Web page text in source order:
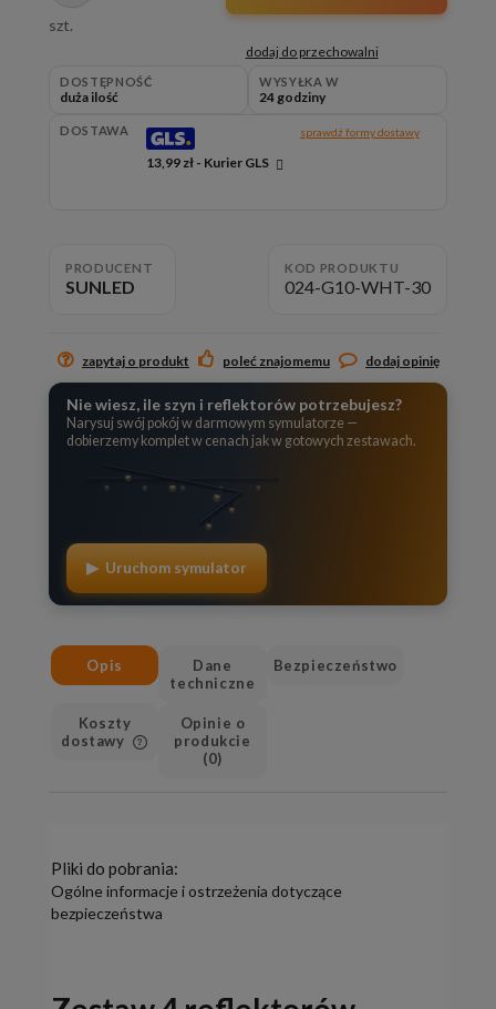
szt.
dodaj do przechowalni
DOSTĘPNOŚĆ
duża ilość
WYSYŁKA W
24 godziny
DOSTAWA
13,99 zł - Kurier GLS
sprawdź formy dostawy
PRODUCENT
SUNLED
KOD PRODUKTU
024-G10-WHT-30
zapytaj o produkt poleć znajomemu dodaj opinię
Nie wiesz, ile szyn i reflektorów potrzebujesz?
Narysuj swój pokój w darmowym symulatorze —
dobierzemy komplet w cenach jak w gotowych zestawach.
▶ Uruchom symulator
Opis
Dane
techniczne
Bezpieczeństwo
Koszty
dostawy
Cena nie zawiera ewentualnych
Opinie o
produkcie
(0)
Pliki do pobrania:
Ogólne informacje i ostrzeżenia dotyczące
bezpieczeństwa